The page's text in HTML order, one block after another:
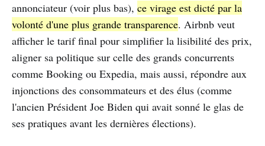
annonciateur (voir plus bas), ce virage est dicté par la
volonté d'une plus grande transparence. Airbnb veut
afficher le tarif final pour simplifier la lisibilité des prix,
aligner sa politique sur celle des grands concurrents
comme Booking ou Expedia, mais aussi, répondre aux
injonctions des consommateurs et des élus (comme
l'ancien Président Joe Biden qui avait sonné le glas de
ses pratiques avant les dernières élections).